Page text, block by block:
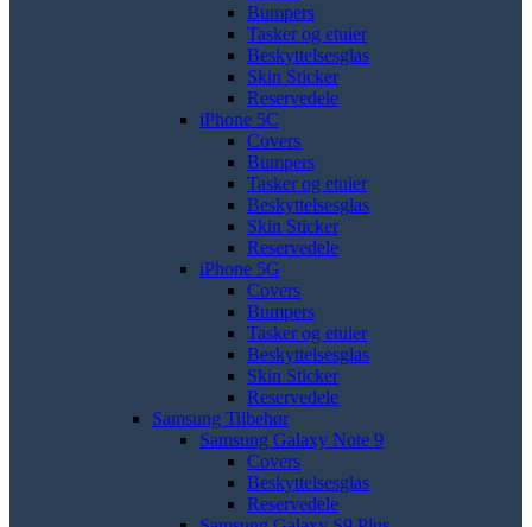
Bumpers
Tasker og etuier
Beskyttelsesglas
Skin Sticker
Reservedele
iPhone 5C
Covers
Bumpers
Tasker og etuier
Beskyttelsesglas
Skin Sticker
Reservedele
iPhone 5G
Covers
Bumpers
Tasker og etuier
Beskyttelsesglas
Skin Sticker
Reservedele
Samsung Tilbehør
Samsung Galaxy Note 9
Covers
Beskyttelsesglas
Reservedele